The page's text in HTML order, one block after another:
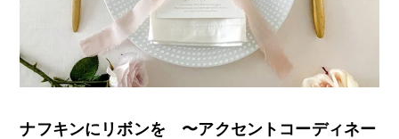
ナフキンにリボンを 〜アクセントコーディネー